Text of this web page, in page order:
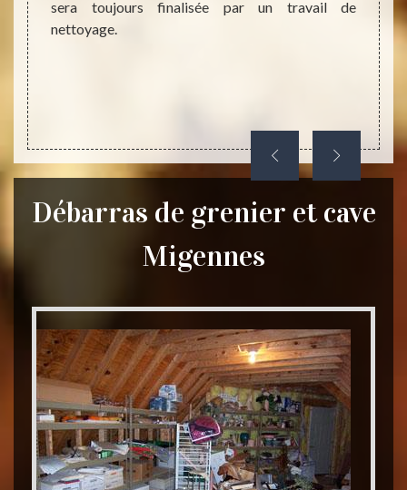
fin
sera toujours finalisée par un travail de
nettoyage.
nous
Débarras de grenier et cave
Migennes